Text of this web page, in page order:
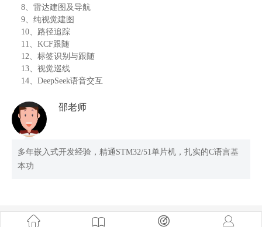
8、雷达建图及导航
9、纯视觉建图
10、路径追踪
11、KCF跟随
12、标签识别与跟随
13、视觉巡线
14、DeepSeek语音交互
邵老师
多年嵌入式开发经验，精通STM32/51单片机，扎实的C语言基
本功